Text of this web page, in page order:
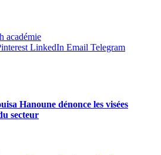
académie
LinkedIn Email Telegram
Hanoune dénonce les visées
secteur